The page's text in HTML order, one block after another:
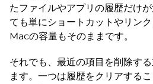
たファイルやアプリの履歴だけ
ても単にショートカットやリンク
Macの容量もそのままです。
それでも、最近の項目を削除す
ます。一つは履歴をクリアする